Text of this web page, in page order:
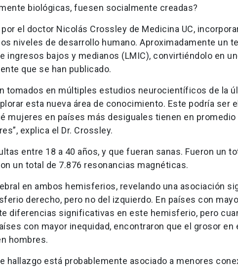
biológicas, fuesen socialmente creadas?
el doctor Nicolás Crossley de Medicina UC,
niveles de desarrollo humano. Aproximadamente un
ingresos bajos y medianos (LMIC), convirtiéndolo en
que se han publicado.
tomados en múltiples estudios neurocientíficos de la
esta nueva área de conocimiento. Este podría ser
mujeres en países más desiguales tienen en promedio
explica el Dr. Crossley.
entre 18 a 40 años, y que fueran sanas. Fueron un
un total de 7.876 resonancias magnéticas.
en ambos hemisferios, revelando una asociación
derecho, pero no del izquierdo. En países con
diferencias significativas en este hemisferio, pero
con mayor inequidad, encontraron que el grosor
hombres.
hallazgo está probablemente asociado a menores